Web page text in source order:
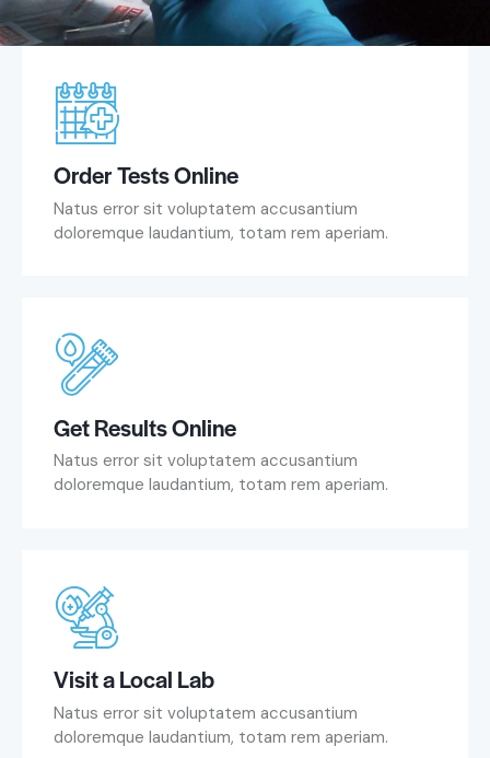
Order Tests Online
Natus error sit voluptatem accusantium
doloremque laudantium, totam rem aperiam.
Get Results Online
Natus error sit voluptatem accusantium
doloremque laudantium, totam rem aperiam.
Visit a Local Lab
Natus error sit voluptatem accusantium
doloremque laudantium, totam rem aperiam.